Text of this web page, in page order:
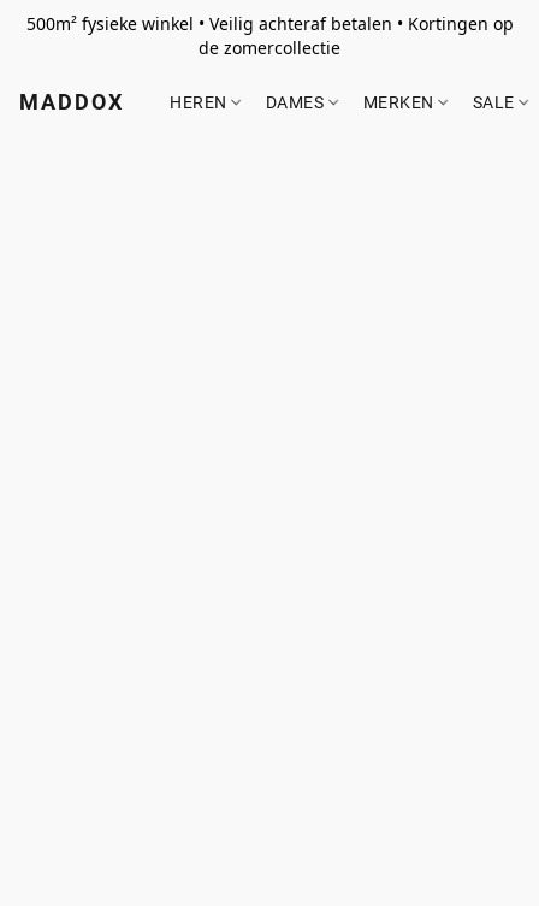
500m² fysieke winkel • Veilig achteraf betalen • Kortingen op
de zomercollectie
MADDOX HEREN DAMES MERKEN SALE